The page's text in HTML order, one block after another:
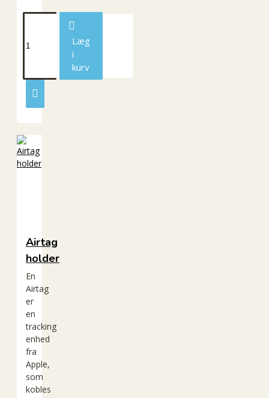
Læg
i
kurv
Airtag
holder
En
Airtag
er
en
tracking
enhed
fra
Apple,
som
kobles